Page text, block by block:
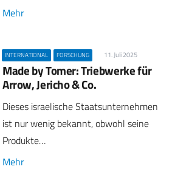
Mehr
INTERNATIONAL FORSCHUNG 11. Juli 2025
Made by Tomer: Triebwerke für
Arrow, Jericho & Co.
Dieses israelische Staatsunternehmen
ist nur wenig bekannt, obwohl seine
Produkte…
Mehr